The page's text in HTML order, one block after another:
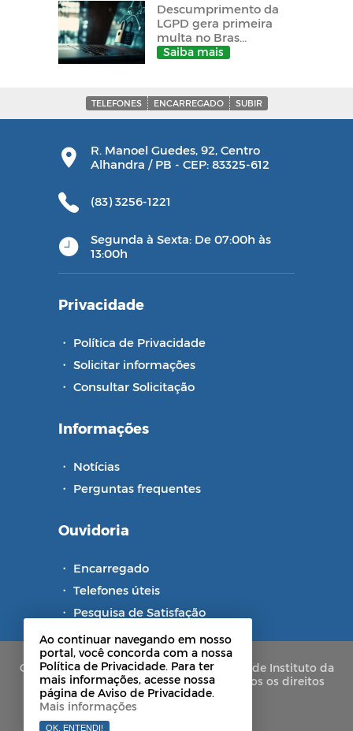
Descumprimento da
LGPD gera primeira
multa no Bras...
Saiba mais
TELEFONES ENCARREGADO SUBIR
R. Manoel Guedes, 92, Centro
Alhandra / PB - CEP: 83325-612
(83) 3256-1221
Segunda à Sexta: De 07:00h às
13:00h
Privacidade
・ Política de Privacidade
・ Solicitar informações
・ Consultar Solicitação
Informações
・ Notícias
・ Perguntas frequentes
Ouvidoria
・ Encarregado
・ Telefones úteis
・ Pesquisa de Satisfação
Copyright © 2021-2026 Portal de Privacidade Instituto da
Previdência Social de Alhandra - PB. Todos os direitos
reservados.
Ao continuar navegando em nosso
portal, você concorda com a nossa
Política de Privacidade. Para ter
mais informações, acesse nossa
página de Aviso de Privacidade.
Mais informações
OK, ENTENDI!